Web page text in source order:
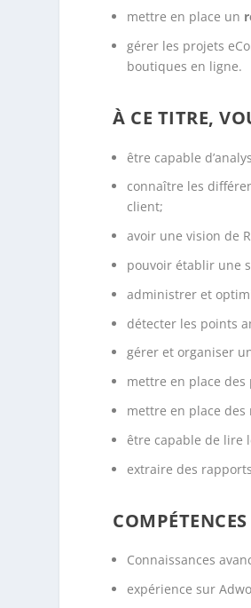
mettre en place un
gérer les projets
boutiques en ligne.
À CE TITRE,
être capable
connaître les
client;
avoir une vision de
pouvoir établir une
administrer et
détecter les points
gérer et organiser
mettre en place des
mettre en place
être capable de lire
extraire des
Connaissances
expérience sur